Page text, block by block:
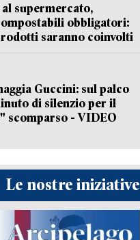
supermercato,
obbligatori:
saranno coinvolti
Guccini: sul palco
di silenzio per il
scomparso - VIDEO
Le nostre iniziative